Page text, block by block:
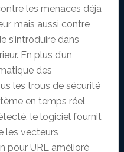
les menaces déjà
mais aussi contre
s’introduire dans
En plus d’un
des
les trous de sécurité
en temps réel
le logiciel fournit
les vecteurs
pour URL amélioré